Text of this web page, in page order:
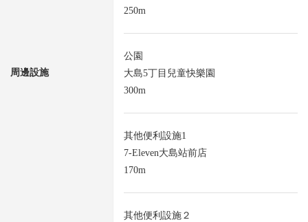
周邊設施
250m
公園
大島5丁目兒童快樂園
300m
其他便利設施1
7-Eleven大島站前店
170m
其他便利設施２